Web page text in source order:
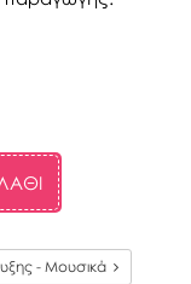
- Μουσικά